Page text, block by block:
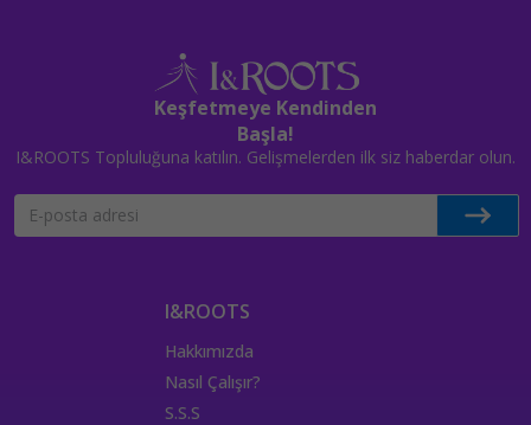
Keşfetmeye Kendinden
Başla!
I&ROOTS Topluluğuna katılın. Gelişmelerden ilk siz haberdar olun.
I&ROOTS
Hakkımızda
Nasıl Çalışır?
S.S.S